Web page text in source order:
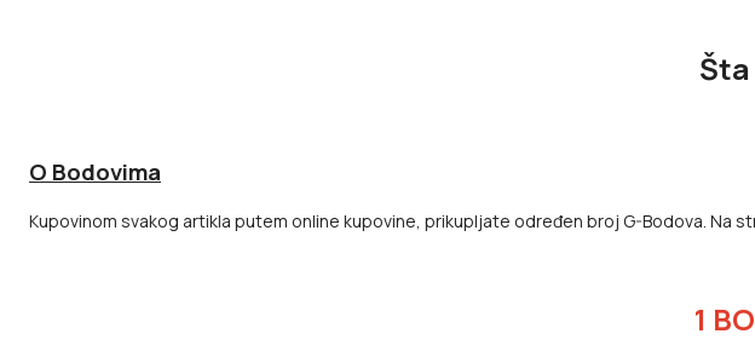
Šta
O Bodovima
Kupovinom svakog artikla putem online kupovine, prikupljate određen broj G-Bodova. Na
1